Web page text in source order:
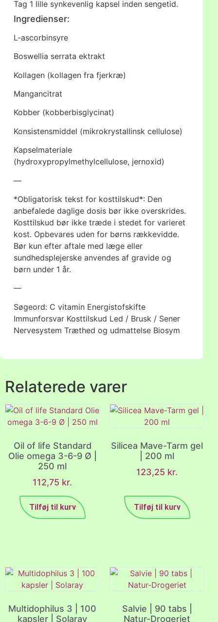
Tag 1 lille synkevenlig kapsel inden sengetid.
Ingredienser:
L-ascorbinsyre
Boswellia serrata ektrakt
Kollagen (kollagen fra fjerkræ)
Mangancitrat
Kobber (kobberbisglycinat)
Konsistensmiddel (mikrokrystallinsk cellulose)
Kapselmateriale
(hydroxypropylmethylcellulose, jernoxid)
—
*Obligatorisk tekst for kosttilskud*: Den
anbefalede daglige dosis bør ikke overskrides.
Kosttilskud bør ikke træde i stedet for varieret
kost. Opbevares uden for børns rækkevidde.
Bør kun efter aftale med læge eller
sundhedsplejerske anvendes af gravide og
børn under 1 år.
—
Søgeord: C vitamin Energistofskifte
Immunforsvar Kosttilskud Led / Brusk / Sener
Nervesystem Træthed og udmattelse Biosym
Relaterede varer
Oil of life Standard
Olie omega 3-6-9 Ø |
250 ml
112,75 kr.
Tilføj til kurv
Silicea Mave-Tarm gel
| 200 ml
123,25 kr.
Tilføj til kurv
Multidophilus 3 | 100
kapsler | Solaray
Salvie | 90 tabs |
Natur-Drogeriet